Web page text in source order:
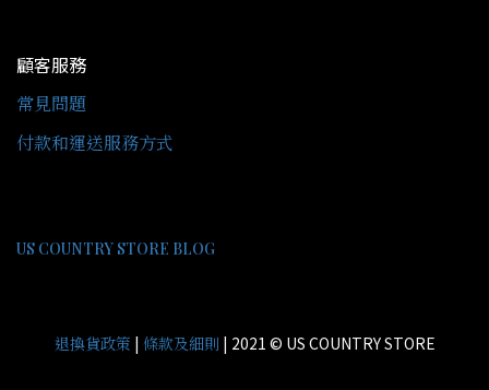
顧客服務
常見問題
付款和運送服務方式
US COUNTRY STORE BLOG
退換貨政策 | 條款及細則 | 2021 © US COUNTRY STORE